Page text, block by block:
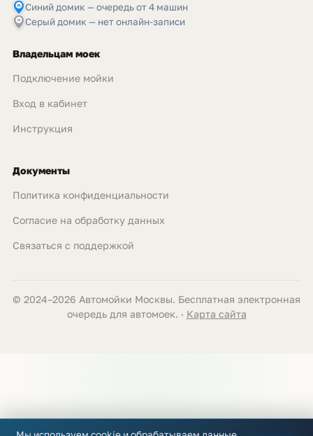
Синий домик — очередь от 4 машин
Серый домик — нет онлайн-записи
Владельцам моек
Подключение мойки
Вход в кабинет
Инструкция
Документы
Политика конфиденциальности
Согласие на обработку данных
Связаться с поддержкой
© 2024–2026 Автомойки Москвы. Бесплатная электронная
очередь для автомоек. · Карта сайта